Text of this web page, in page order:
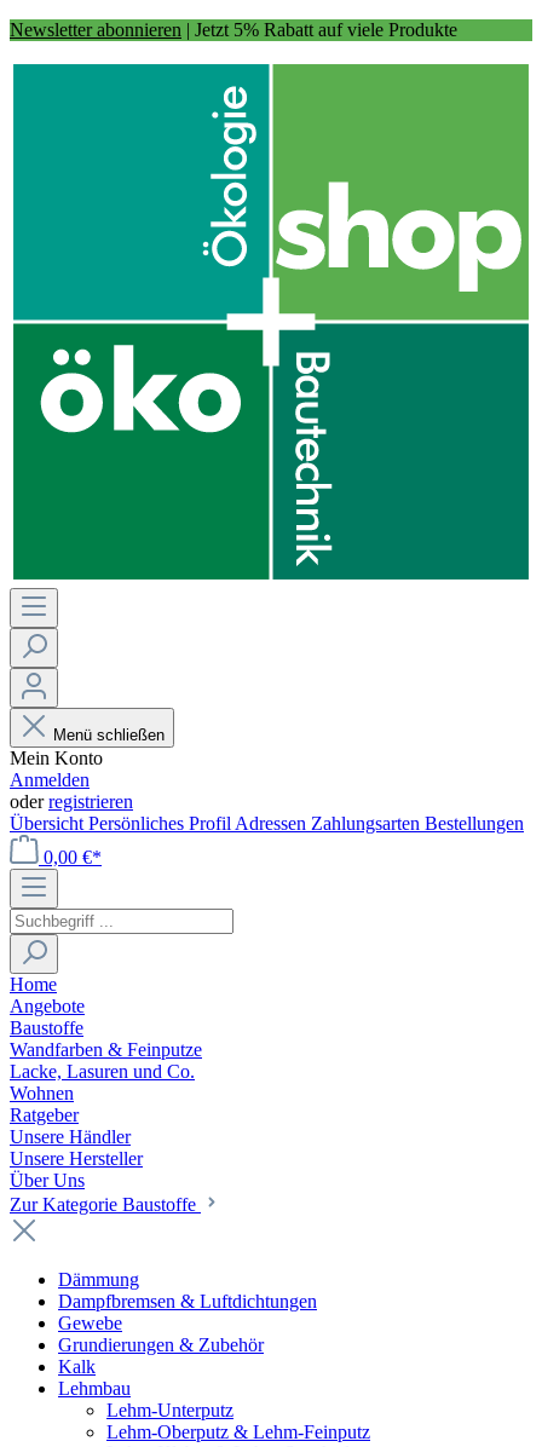
Newsletter abonnieren | Jetzt 5% Rabatt auf viele Produkte
Menü schließen
Mein Konto
Anmelden
oderregistrieren
Übersicht Persönliches Profil Adressen Zahlungsarten Bestellungen
0,00 €*
Home
Angebote
Baustoffe
Wandfarben & Feinputze
Lacke, Lasuren und Co.
Wohnen
Ratgeber
Unsere Händler
Unsere Hersteller
Über Uns
Zur Kategorie Baustoffe
Dämmung
Dampfbremsen & Luftdichtungen
Gewebe
Grundierungen & Zubehör
Kalk
Lehmbau
Lehm-Unterputz
Lehm-Oberputz & Lehm-Feinputz